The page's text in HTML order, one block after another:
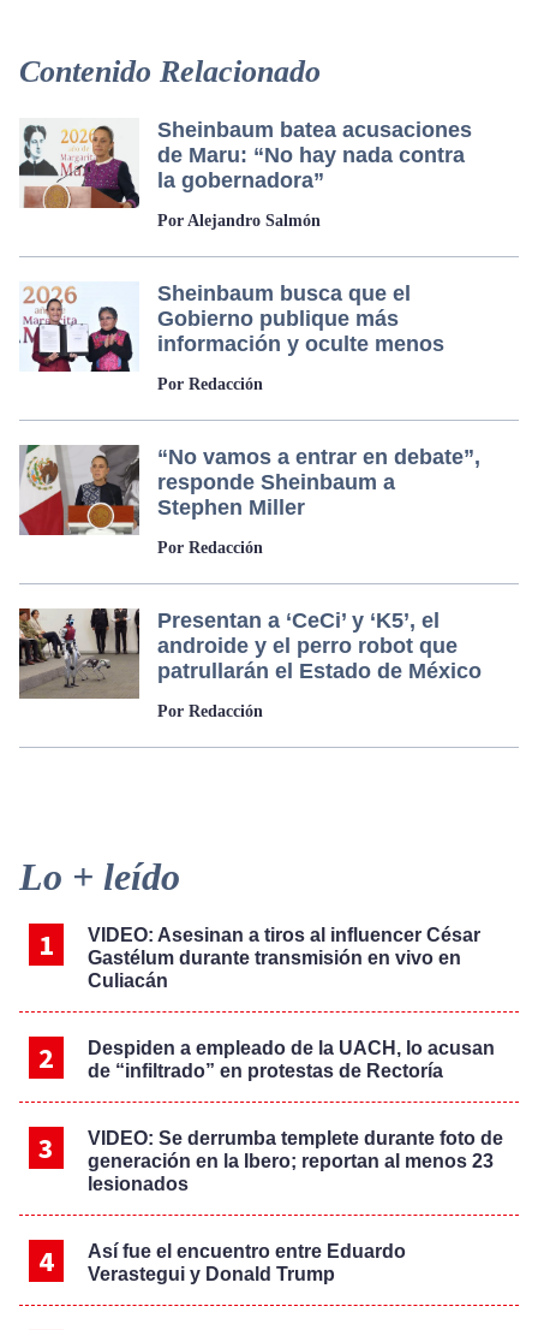
Contenido Relacionado
Sheinbaum batea acusaciones
de Maru: “No hay nada contra
la gobernadora”
Por Alejandro Salmón
Sheinbaum busca que el
Gobierno publique más
información y oculte menos
Por Redacción
“No vamos a entrar en debate”,
responde Sheinbaum a
Stephen Miller
Por Redacción
Presentan a ‘CeCi’ y ‘K5’, el
androide y el perro robot que
patrullarán el Estado de México
Por Redacción
Primary
Sidebar
Lo + leído
VIDEO: Asesinan a tiros al influencer César
Gastélum durante transmisión en vivo en
Culiacán
Despiden a empleado de la UACH, lo acusan
de “infiltrado” en protestas de Rectoría
VIDEO: Se derrumba templete durante foto de
generación en la Ibero; reportan al menos 23
lesionados
Así fue el encuentro entre Eduardo
Verastegui y Donald Trump